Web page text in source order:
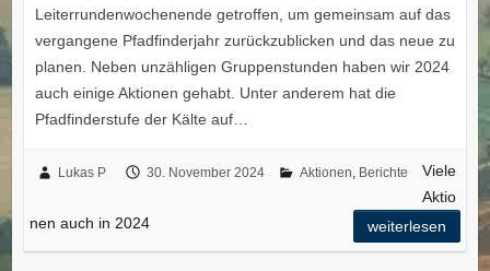
Leiterrundenwochenende getroffen, um gemeinsam auf das
vergangene Pfadfinderjahr zurückzublicken und das neue zu
planen. Neben unzähligen Gruppenstunden haben wir 2024
auch einige Aktionen gehabt. Unter anderem hat die
Pfadfinderstufe der Kälte auf…
Lukas P 30. November 2024 Aktionen, Berichte
Viele
Aktio
nen auch in 2024
weiterlesen